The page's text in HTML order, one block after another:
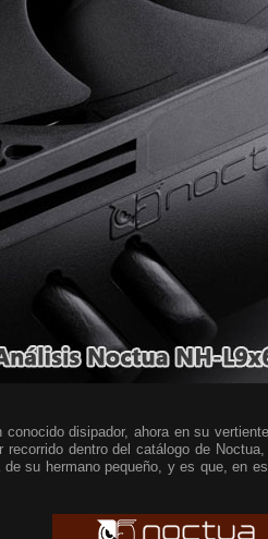
disipador, ahora en su
recorrido dentro del catálogo de
su hermano pequeño, y es que, en